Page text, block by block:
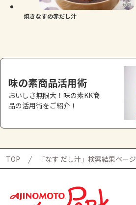
お買い物
焼きなすの赤だし汁
味の素商品活用術
おいしさ無限大！味の素KK商
品の活用術をご紹介！
TOP 「なす だし汁」検索結果ページ